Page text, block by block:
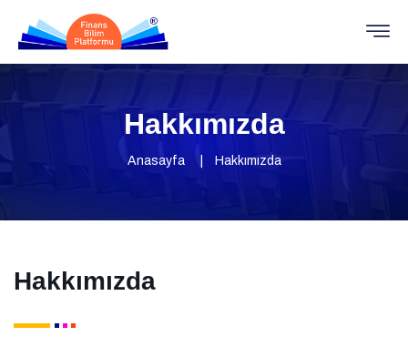
Hakkımızda
Anasayfa Hakkımızda
Hakkımızda